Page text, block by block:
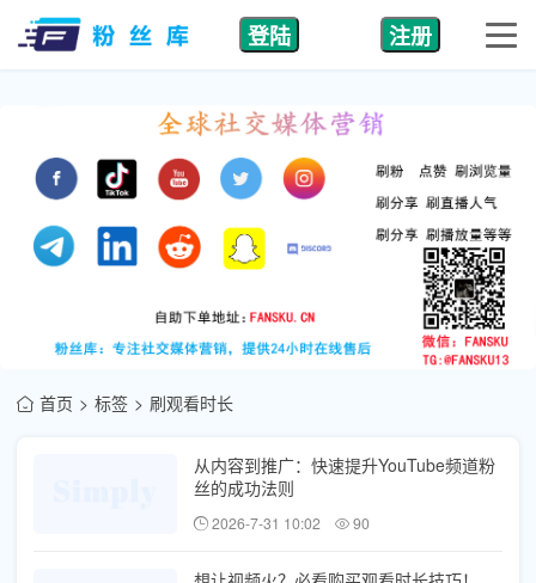
登陆 注册
首页 标签 刷观看时长
从内容到推广：快速提升YouTube频道粉
丝的成功法则
2026-7-31 10:02 90